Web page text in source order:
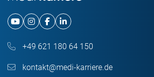
+49 621 180 64 150
kontakt@medi-karriere.de